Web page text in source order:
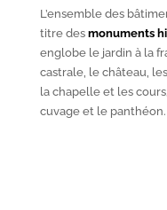
L’ensemble des
titre des monuments
englobe le jardin à la
castrale, le château,
la chapelle et les
cuvage et le panthéon.